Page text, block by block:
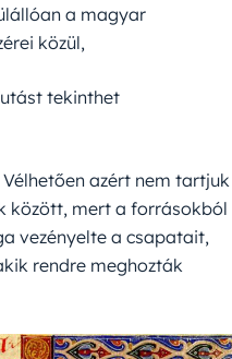
a magyar
közül,
tekinthet
azért nem tartjuk
között, mert a forrásokból
vezényelte a csapatait,
rendre meghozták